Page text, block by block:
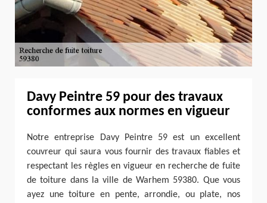
Davy Peintre 59 pour des travaux
conformes aux normes en vigueur
Notre entreprise Davy Peintre 59 est un excellent
couvreur qui saura vous fournir des travaux fiables et
respectant les règles en vigueur en recherche de fuite
de toiture dans la ville de Warhem 59380. Que vous
ayez une toiture en pente, arrondie, ou plate, nos